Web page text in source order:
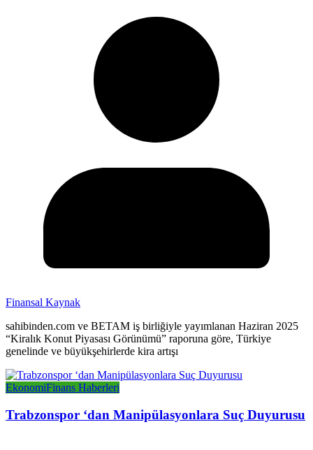
Finansal Kaynak
sahibinden.com ve BETAM iş birliğiyle yayımlanan Haziran 2025
“Kiralık Konut Piyasası Görünümü” raporuna göre, Türkiye
genelinde ve büyükşehirlerde kira artışı
EkonomiFinans Haberleri
Trabzonspor ‘dan Manipülasyonlara Suç Duyurusu